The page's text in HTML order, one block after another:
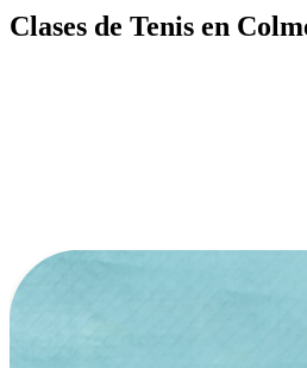
Clases de Tenis en